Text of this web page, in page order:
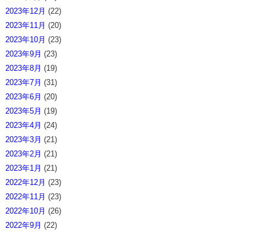
2023年12月 (22)
2023年11月 (20)
2023年10月 (23)
2023年9月 (23)
2023年8月 (19)
2023年7月 (31)
2023年6月 (20)
2023年5月 (19)
2023年4月 (24)
2023年3月 (21)
2023年2月 (21)
2023年1月 (21)
2022年12月 (23)
2022年11月 (23)
2022年10月 (26)
2022年9月 (22)